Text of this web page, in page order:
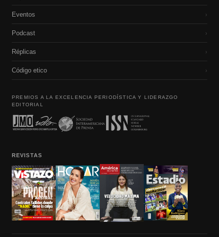
Eventos ›
Podcast ›
Réplicas ›
Código etico ›
PREMIOS A LA EXCELENCIA PERIODÍSTICA Y LIDERAZGO
EDITORIAL
REVISTAS